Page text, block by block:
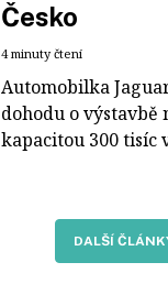
Česko
4 minuty čtení
Automobilka
dohodu o výstavbě
kapacitou 300 tisíc
DALŠÍ